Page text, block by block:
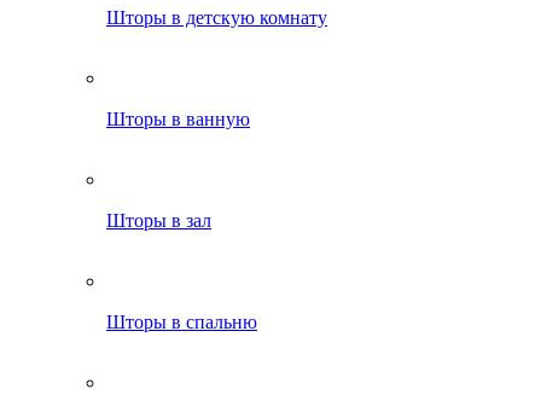
Шторы в детскую комнату
Шторы в ванную
Шторы в зал
Шторы в спальню